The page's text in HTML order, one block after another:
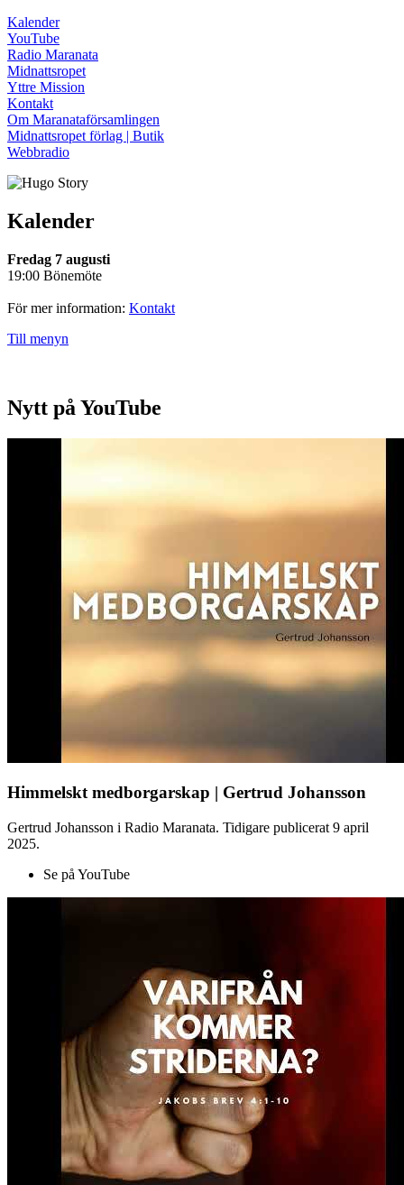
Kalender
YouTube
Radio Maranata
Midnattsropet
Yttre Mission
Kontakt
Om Maranataförsamlingen
Midnattsropet förlag | Butik
Webbradio
Kalender
Fredag 7 augusti
19:00 Bönemöte
För mer information: Kontakt
Till menyn
Nytt på YouTube
Himmelskt medborgarskap | Gertrud Johansson
Gertrud Johansson i Radio Maranata. Tidigare publicerat 9 april
2025.
Se på YouTube